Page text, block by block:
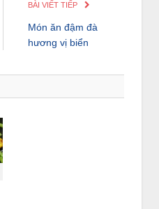
BÀI VIẾT TIẾP
Món ăn đậm đà
hương vị biển